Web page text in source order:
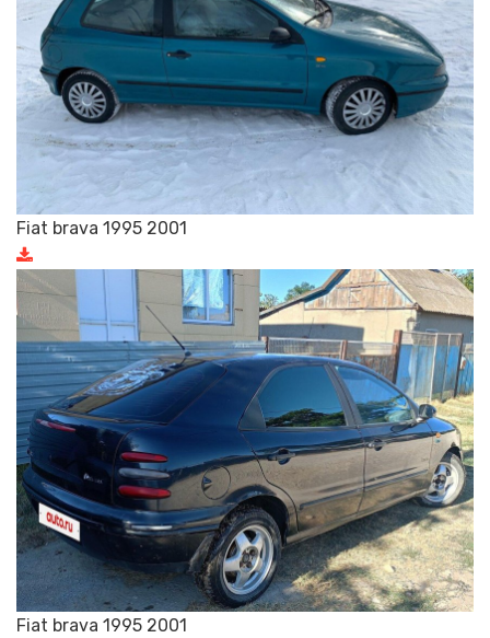
Fiat brava 1995 2001
Fiat brava 1995 2001